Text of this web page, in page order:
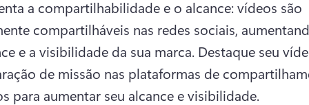
a compartilhabilidade e o alcance: vídeos são
compartilháveis nas redes sociais,
e a visibilidade da sua marca. Destaque seu
de missão nas plataformas de
para aumentar seu alcance e visibilidade.